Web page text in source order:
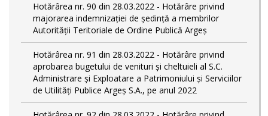
Hotărârea nr. 90 din 28.03.2022 - Hotărâre privind
majorarea indemnizației de ședință a membrilor
Autorității Teritoriale de Ordine Publică Argeș
Hotărârea nr. 91 din 28.03.2022 - Hotărâre privind
aprobarea bugetului de venituri și cheltuieli al S.C.
Administrare și Exploatare a Patrimoniului și Serviciilor
de Utilități Publice Argeș S.A., pe anul 2022